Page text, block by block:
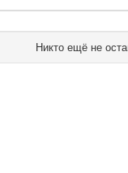
Никто ещё не